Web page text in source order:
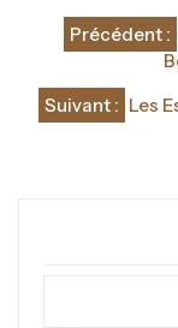
l’article
Précédent :
Suivant : Les